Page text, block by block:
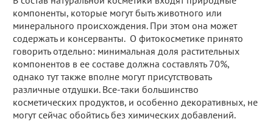
компоненты, которые могут быть животного или
минерального происхождения. При этом она может
содержать и консерванты. О фитокосметике принято
говорить отдельно: минимальная доля растительных
компонентов в ее составе должна составлять 70%,
однако тут также вполне могут присутствовать
различные отдушки. Все-таки большинство
косметических продуктов, и особенно декоративных, не
могут сейчас обойтись без химических добавлений.